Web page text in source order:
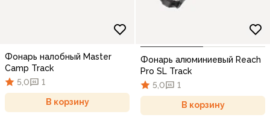
Фонарь налобный Master
Camp Track
5,0
1
В корзину
Фонарь алюминиевый Reach
Pro SL Track
5,0
1
В корзину